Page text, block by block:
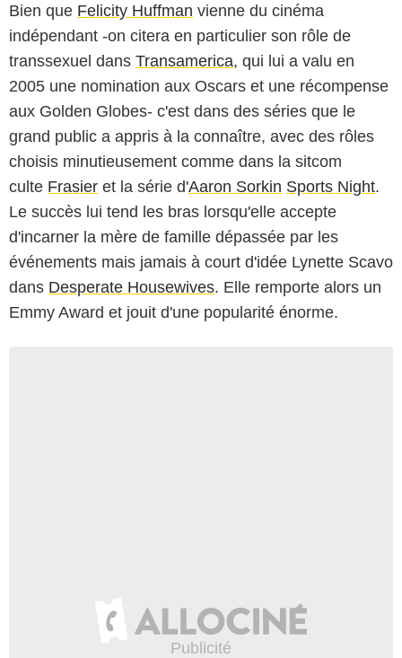
Bien que Felicity Huffman vienne du cinéma
indépendant -on citera en particulier son rôle de
transsexuel dans Transamerica, qui lui a valu en
2005 une nomination aux Oscars et une récompense
aux Golden Globes- c'est dans des séries que le
grand public a appris à la connaître, avec des rôles
choisis minutieusement comme dans la sitcom
culte Frasier et la série d'Aaron Sorkin Sports Night.
Le succès lui tend les bras lorsqu'elle accepte
d'incarner la mère de famille dépassée par les
événements mais jamais à court d'idée Lynette Scavo
dans Desperate Housewives. Elle remporte alors un
Emmy Award et jouit d'une popularité énorme.